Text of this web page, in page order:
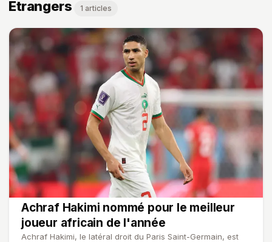
Etrangers 1 articles
Achraf Hakimi nommé pour le meilleur
joueur africain de l'année
Achraf Hakimi, le latéral droit du Paris Saint-Germain, est